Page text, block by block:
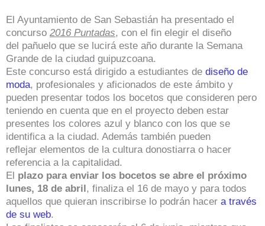
El Ayuntamiento de San Sebastián ha presentado el
concurso 2016 Puntadas, con el fin elegir el diseño
del pañuelo que se lucirá este año durante la Semana
Grande de la ciudad guipuzcoana.
Este concurso está dirigido a estudiantes de diseño de
moda, profesionales y aficionados de este ámbito y
pueden presentar todos los bocetos que consideren pero
teniendo en cuenta que en el proyecto deben estar
presentes los colores azul y blanco con los que se
identifica a la ciudad. Además también pueden
reflejar elementos de la cultura donostiarra o hacer
referencia a la capitalidad.
El plazo para enviar los bocetos se abre el próximo
lunes, 18 de abril, finaliza el 16 de mayo y para todos
aquellos que quieran inscribirse lo podrán hacer a través
de su web.